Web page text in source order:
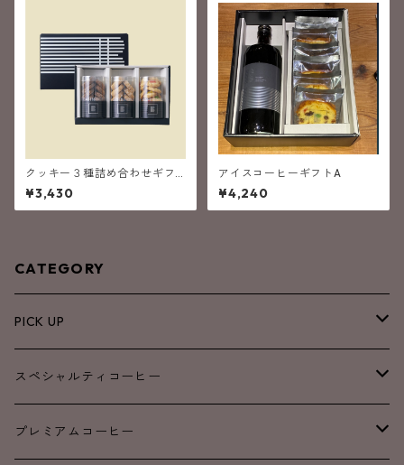
クッキー３種詰め合わせギフ
ト
¥3,430
アイスコーヒーギフトA
¥4,240
CATEGORY
PICK UP
NEW
SALE
スペシャルティコーヒー
ブレンド
プレミアムコーヒー